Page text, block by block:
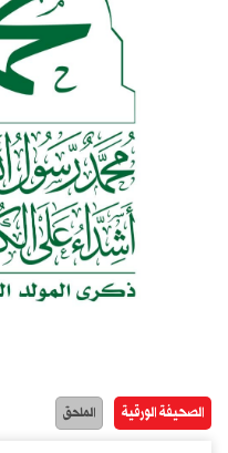
الصحيفة الورقية الملحق